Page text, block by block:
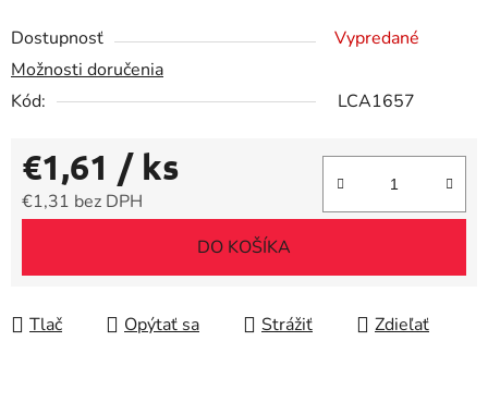
Dostupnosť
Vypredané
Možnosti doručenia
Kód:
LCA1657
€1,61 / ks
€1,31 bez DPH
DO KOŠÍKA
Tlač Opýtať sa Strážiť Zdieľať